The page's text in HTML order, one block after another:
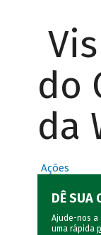
do
da
Ações
DÊ SUA
Ajude-nos a
uma rápida